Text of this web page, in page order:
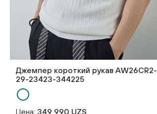
Джемпер короткий рукав AW26CR2-
29-23423-344225
Цена: 349 990 UZS